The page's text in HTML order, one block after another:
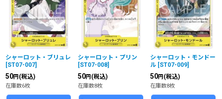
シャーロット・ブリュレ
[ST07-007]
50円 (税込)
在庫数6枚
シャーロット・プリン
[ST07-008]
50円 (税込)
在庫数8枚
シャーロット・モンドー
ル [ST07-009]
50円 (税込)
在庫数8枚